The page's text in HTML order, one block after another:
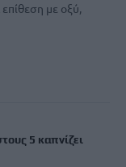
με οξύ,
5 καπνίζει